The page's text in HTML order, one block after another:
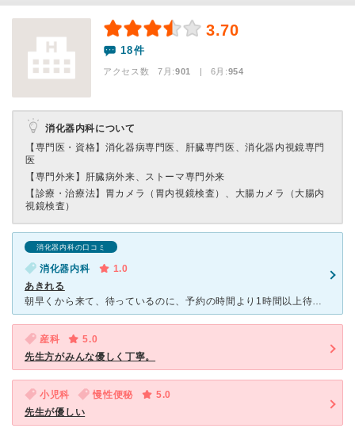
3.70
18件
アクセス数 7月:901 | 6月:954
消化器内科について
【専門医・資格】 消化器病専門医、肝臓専門医、消化器内視鏡専門
医
【専門外来】 肝臓病外来、ストーマ専門外来
【診療・治療法】 胃カメラ（胃内視鏡検査）、大腸カメラ（大腸内
視鏡検査）
消化器内科の口コミ
消化器内科
1.0
あきれる
朝早くから来て、待っているのに、予約の時間より1時間以上待たされる。何のために予約あるのでしょうか？看護師に伝えても、すみませんしか言わないで、改善する様子も一切ありません！対応も悪く、がっかりしまし
産科
5.0
先生方がみんな優しく丁寧。
小児科 慢性便秘
5.0
先生が優しい